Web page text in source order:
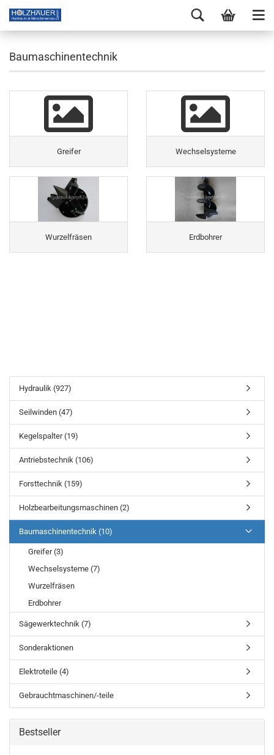
Baumaschinentechnik
Greifer Wechselsysteme
Wurzelfräsen Erdbohrer
Hydraulik (927)
Seilwinden (47)
Kegelspalter (19)
Antriebstechnik (106)
Forsttechnik (159)
Holzbearbeitungsmaschinen (2)
Baumaschinentechnik (10)
Greifer (3)
Wechselsysteme (7)
Wurzelfräsen
Erdbohrer
Sägewerktechnik (7)
Sonderaktionen
Elektroteile (4)
Gebrauchtmaschinen/-teile
Bestseller